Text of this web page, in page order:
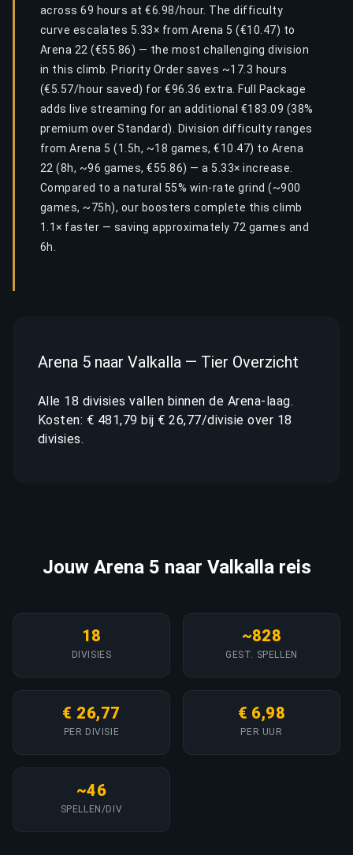
across 69 hours at €6.98/hour. The difficulty
curve escalates 5.33× from Arena 5 (€10.47) to
Arena 22 (€55.86) — the most challenging division
in this climb. Priority Order saves ~17.3 hours
(€5.57/hour saved) for €96.36 extra. Full Package
adds live streaming for an additional €183.09 (38%
premium over Standard). Division difficulty ranges
from Arena 5 (1.5h, ~18 games, €10.47) to Arena
22 (8h, ~96 games, €55.86) — a 5.33× increase.
Compared to a natural 55% win-rate grind (~900
games, ~75h), our boosters complete this climb
1.1× faster — saving approximately 72 games and
6h.
Arena 5 naar Valkalla — Tier Overzicht
Alle 18 divisies vallen binnen de Arena-laag.
Kosten: € 481,79 bij € 26,77/divisie over 18
divisies.
Jouw Arena 5 naar Valkalla reis
18
DIVISIES
~828
GEST. SPELLEN
€ 26,77
PER DIVISIE
€ 6,98
PER UUR
~46
SPELLEN/DIV